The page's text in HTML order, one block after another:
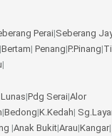
Perai|Seberang
|Bertam| Penang|P.Pinang|
|
Lunas|Pdg Serai|Alor
|Bedong|K.Kedah|
|Anak Bukit|Arau|Kangar|